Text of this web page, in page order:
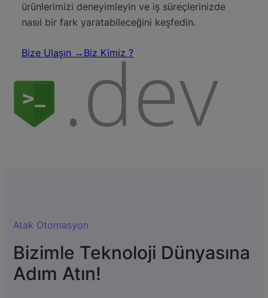
ürünlerimizi deneyimleyin ve iş süreçlerinizde
nasıl bir fark yaratabileceğini keşfedin.
Bize Ulaşın → Biz Kimiz ?
Atak Otomasyon
Bizimle Teknoloji Dünyasına
Adım Atın!